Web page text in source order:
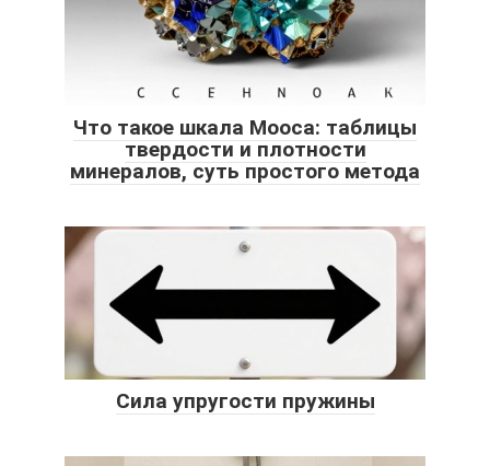
Что такое шкала Мооса: таблицы
твердости и плотности
минералов, суть простого метода
Сила упругости пружины